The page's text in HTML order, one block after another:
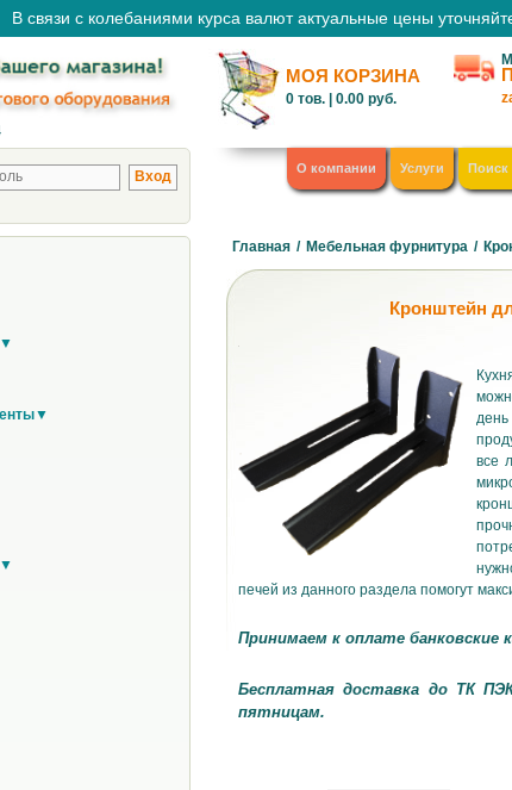
В связи с колебаниями курса валют актуальные цены
МОЯ КОРЗИНА
0 тов. |0.00 руб.
О компании Услуги Поиск
Главная / Мебельная фурнитура /
Кронштейн
все
печей из данного раздела помогут
Принимаем к оплате банковские
Бесплатная доставка до ТК
пятницам.